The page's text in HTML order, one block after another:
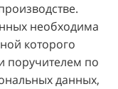
необходима
которого
поручителем по
данных,